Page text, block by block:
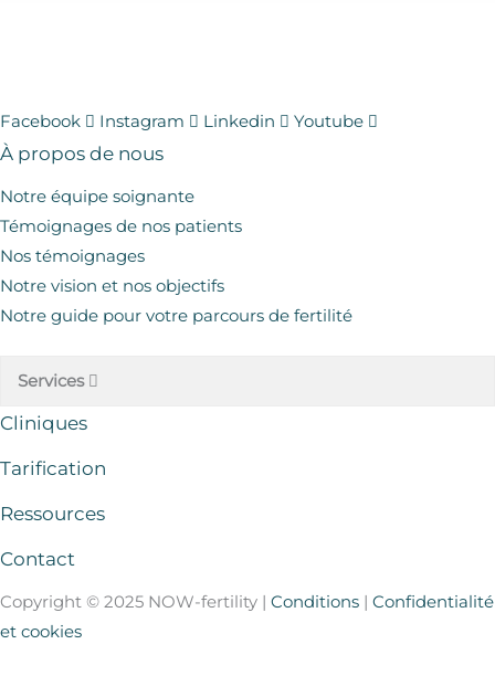
Facebook Instagram Linkedin Youtube
À propos de nous
Notre équipe soignante
Témoignages de nos patients
Nos témoignages
Notre vision et nos objectifs
Notre guide pour votre parcours de fertilité
Services
Cliniques
Tarification
Ressources
Contact
Copyright © 2025 NOW-fertility | Conditions | Confidentialité
et cookies